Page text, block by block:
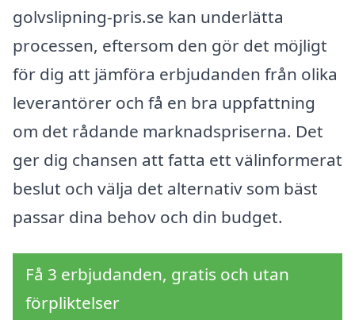
golvslipning-pris.se kan underlätta
processen, eftersom den gör det möjligt
för dig att jämföra erbjudanden från olika
leverantörer och få en bra uppfattning
om det rådande marknadspriserna. Det
ger dig chansen att fatta ett välinformerat
beslut och välja det alternativ som bäst
passar dina behov och din budget.
Få 3 erbjudanden, gratis och utan
förpliktelser